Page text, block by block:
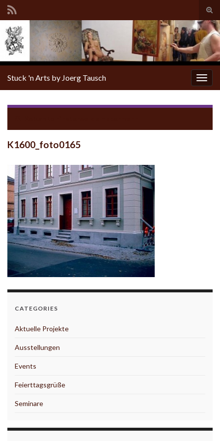
Stuck 'n Arts by Joerg Tausch
K1600_foto0165
CATEGORIES
Aktuelle Projekte
Ausstellungen
Events
Feierttagsgrüße
Seminare